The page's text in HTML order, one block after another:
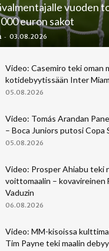
vuoden
euron sakot
- 03.08.2026
Video: Casemiro teki oman
kotidebyytissään Inter
05.08.2026
Video: Tomás Arandan
– Boca Juniors putosi Copa
05.08.2026
Video: Prosper Ahiabu teki
voittomaalin – kovavireinen
Vaduzin
06.08.2026
Video: MM-kisoissa
Tim Payne teki maalin